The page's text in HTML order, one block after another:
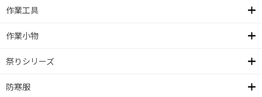
作業工具
作業小物
祭りシリーズ
防寒服